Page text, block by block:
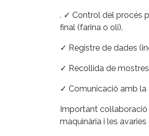
. ✓ Control del procés
final (farina o oli).
✓ Registre de dades
✓ Recollida de
✓ Comunicació amb la
Important
maquinària i les